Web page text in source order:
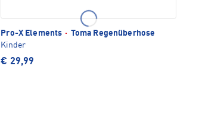
Pro-X Elements · Toma Regenüberhose
Kinder
€ 29,99